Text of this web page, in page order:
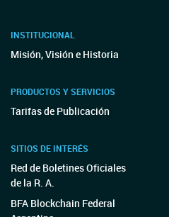
INSTITUCIONAL
Misión, Visión e Historia
PRODUCTOS Y SERVICIOS
Tarifas de Publicación
SITIOS DE INTERÉS
Red de Boletines Oficiales
de la R. A.
BFA Blockchain Federal